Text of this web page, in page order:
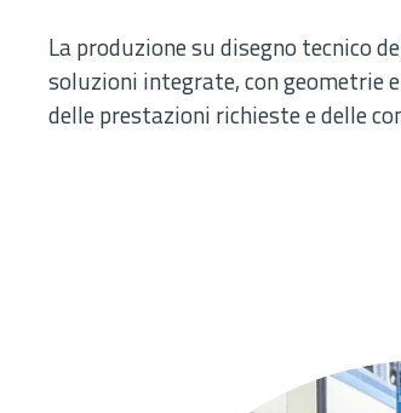
La produzione su disegno tecnico
soluzioni integrate, con geometrie
delle prestazioni richieste e delle